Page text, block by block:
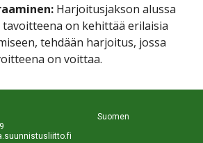
Harjoitusjakson alussa
tavoitteena on kehittää erilaisia
tehdään harjoitus, jossa
on voittaa.
Suomen